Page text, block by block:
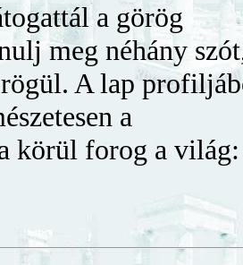
a görög
meg néhány
A lap
a
körül forog a világ: